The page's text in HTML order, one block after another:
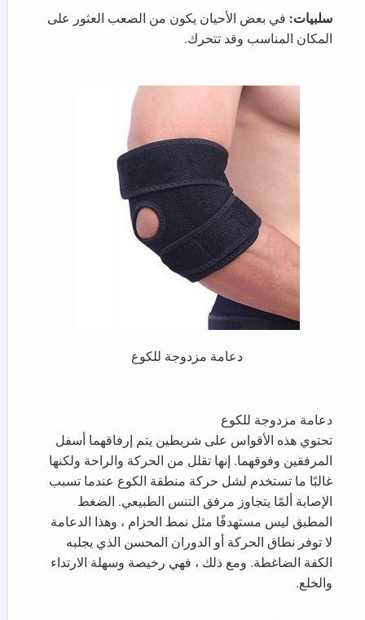
سلبيات: في بعض الأحيان يكون من الصعب العثور على
المكان المناسب وقد تتحرك.
دعامة مزدوجة للكوع
دعامة مزدوجة للكوع
تحتوي هذه الأقواس على شريطين يتم إرفاقهما أسفل
المرفقين وفوقهما. إنها تقلل من الحركة والراحة ولكنها
غالبًا ما تستخدم لشل حركة منطقة الكوع عندما تسبب
الإصابة ألمًا يتجاوز مرفق التنس الطبيعي. الضغط
المطبق ليس مستهدفًا مثل نمط الحزام ، وهذا الدعامة
لا توفر نطاق الحركة أو الدوران المحسن الذي يجلبه
الكفة الضاغطة. ومع ذلك ، فهي رخيصة وسهلة الارتداء
والخلع.